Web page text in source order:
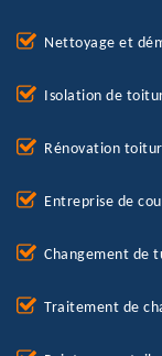
Nettoyage et
Isolation de
Rénovation
Entreprise de
Changement de
Traitement de